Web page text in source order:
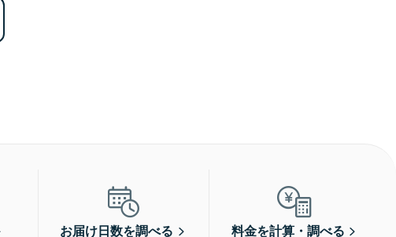
お届け日数を調べる 料金を計算・調べる